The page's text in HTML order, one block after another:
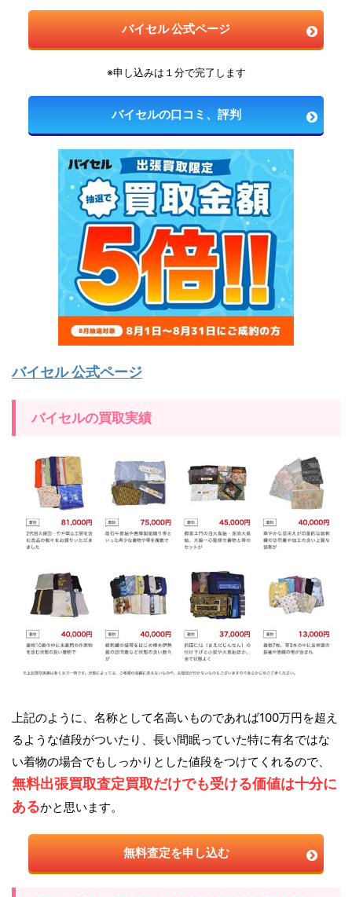
バイセル 公式ページ
※申し込みは１分で完了します
バイセルの口コミ、評判
バイセル 公式ページ
バイセルの買取実績
上記のように、名称として名高いものであれば100万円を超え
るような値段がついたり、長い間眠っていた特に有名ではな
い着物の場合でもしっかりとした値段をつけてくれるので、
無料出張買取査定買取だけでも受ける価値は十分に
あるかと思います。
無料査定を申し込む